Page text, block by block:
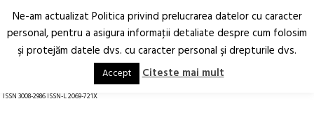
Arhitectură.
Oraș.
RO EN
ISSN 3008-2986 ISSN-L 2069-721X
Ne-am actualizat Politica privind prelucrarea datelor cu caracter
personal, pentru a asigura informaţii detaliate despre cum folosim
şi protejăm datele dvs. cu caracter personal şi drepturile dvs.
Accept Citeste mai mult